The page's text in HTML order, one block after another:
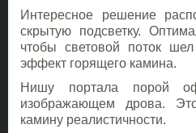
Интересное решение
скрытую подсветку.
чтобы световой поток
эффект горящего камина.
Нишу портала порой
изображающем дрова.
камину реалистичности.